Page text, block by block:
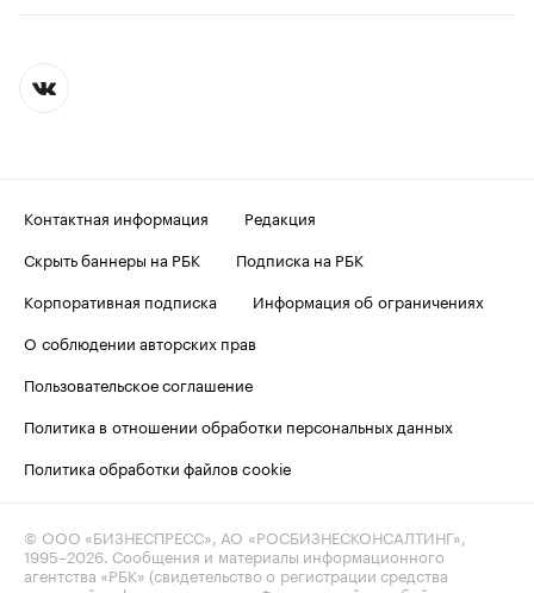
Контактная информация
Редакция
Скрыть баннеры на РБК
Подписка на РБК
Корпоративная подписка
Информация об ограничениях
О соблюдении авторских прав
Пользовательское соглашение
Политика в отношении обработки персональных данных
Политика обработки файлов cookie
© ООО «БИЗНЕСПРЕСС», АО «РОСБИЗНЕСКОНСАЛТИНГ»,
1995–2026 . Сообщения и материалы информационного
агентства «РБК» (свидетельство о регистрации средства